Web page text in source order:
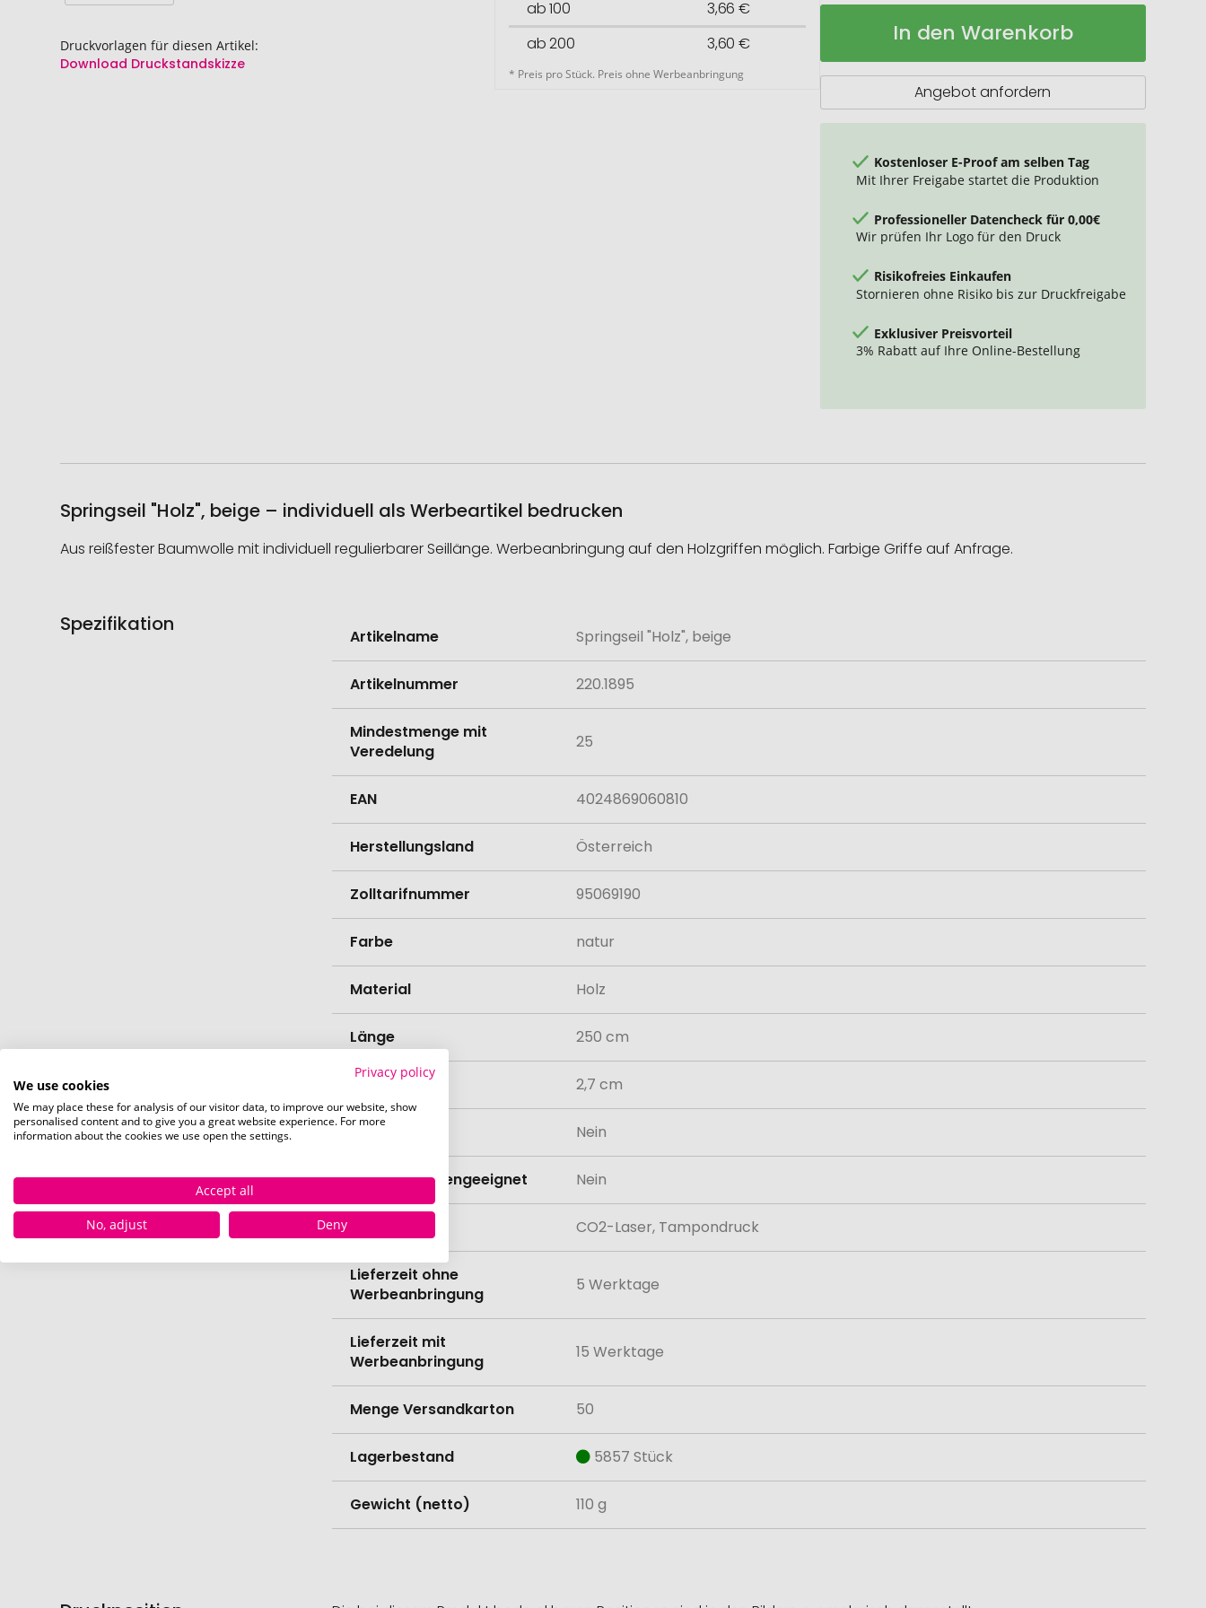
Druckvorlagen für diesen Artikel:
Download Druckstandskizze
ab 100
3,66 €
ab 200
3,60 €
* Preis pro Stück. Preis ohne Werbeanbringung
Springseil
Auf
In den Warenkorb
Angebot anfordern
Kostenloser E-Proof am selben Tag
Mit Ihrer Freigabe startet die Produktion
Professioneller Datencheck für 0,00€
Wir prüfen Ihr Logo für den Druck
Risikofreies Einkaufen
Stornieren ohne Risiko bis zur Druckfreigabe
Exklusiver Preisvorteil
3% Rabatt auf Ihre Online-Bestellung
Springseil "Holz", beige – individuell als Werbeartikel bedrucken
Aus reißfester Baumwolle mit individuell regulierbarer Seillänge. Werbeanbringung auf den Holzgriffen möglich. Farbige Griffe auf Anfrage.
Spezifikation
Informationen
Artikelname Springseil "Holz", beige
Artikelnummer 220.1895
Mindestmenge mit
Veredelung
25
EAN 4024869060810
Herstellungsland Österreich
Zolltarifnummer 95069190
Farbe natur
Material Holz
Länge 250 cm
Durchmesser 2,7 cm
Bio-Produkt Nein
Spülmaschinengeeignet Nein
CO2-Laser, Tampondruck
Lieferzeit ohne
Werbeanbringung
5 Werktage
Lieferzeit mit
Werbeanbringung
15 Werktage
Menge Versandkarton 50
Lagerbestand 5857 Stück
Gewicht (netto) 110 g
Privacy policy
We use cookies
We may place these for analysis of our visitor data, to improve our website, show
personalised content and to give you a great website experience. For more
information about the cookies we use open the settings.
Accept all
No, adjust
Deny